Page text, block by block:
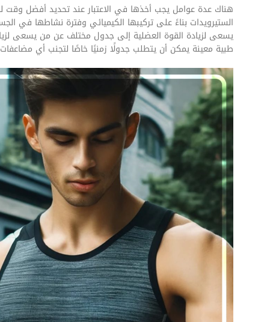
هناك عدة عوامل يجب أخذها في الاعتبار عند تحديد أفضل وقت
الستيرويدات بناءً على تركيبها الكيميائي وفترة نشاطها في
يسعى لزيادة القوة العضلية إلى جدول مختلف عن من يسعى
طبية معينة يمكن أن يتطلب جدولًا زمنيًا خاصًا لتجنب أي